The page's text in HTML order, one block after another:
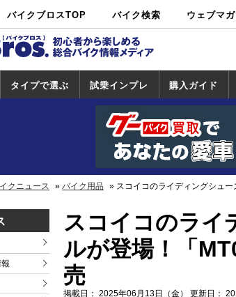
バイクブロスTOP バイク検索
中古バイ
ク・新車検
カタログ検
索
ショップ検
索
ウェブマ
タイプで選ぶ 試乗インプレ
試乗インプレ
一覧
ホンダ
ヤマハ
スズキ
カワサキ
ハーレー
BMW
トライアンフ
ドゥカティ
購入ガイド
一覧
クニュース バイク用品 スコイコのライディングシュ
スコイコのライ
ルが登場！「
売
掲載日： 2025年06月13日（金） 更新日：